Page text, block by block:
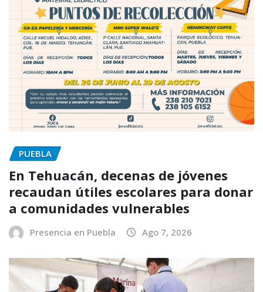
PUEBLA
En Tehuacán, decenas de jóvenes
recaudan útiles escolares para donar
a comunidades vulnerables
Presencia en Puebla Ago 7, 2026